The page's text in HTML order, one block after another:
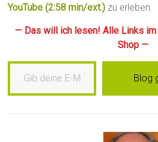
YouTube (2:58 min/ext.) zu erleben.
— Das will ich lesen! Alle Links
Shop —
Gib deine E-Mail-Adresse ein …
Blog